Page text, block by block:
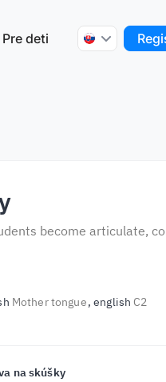
Pre deti
become articulate,
Mother tongue english C2
na skúšky